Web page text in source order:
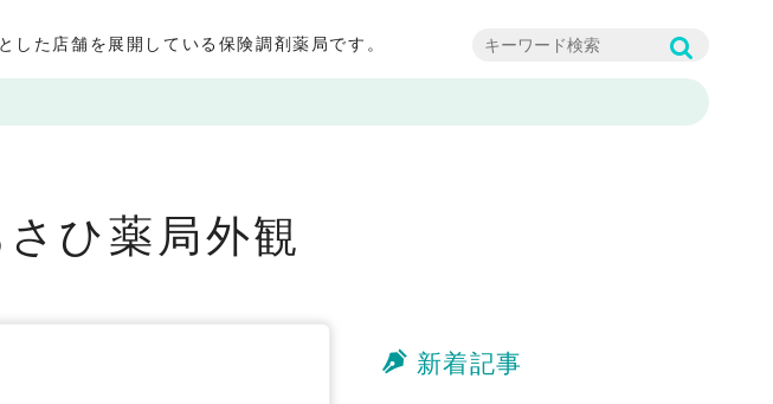
た店舗を展開している保険調剤薬局です。
さひ薬局外観
新着記事